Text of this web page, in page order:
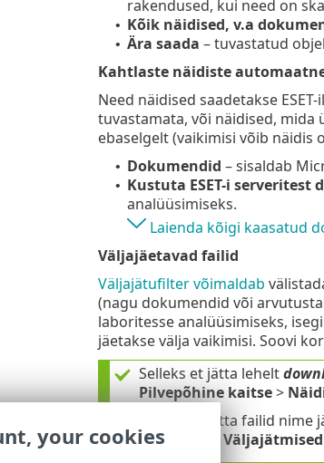
rakendused, kui need on
• Kõik näidised, v.a
• Ära saada – tuvastatud
Kahtlaste näidiste
Need näidised saadetakse
tuvastamata, või näidised, mida
ebaselgelt (vaikimisi võib näidis
• Dokumendid – sisaldab
• Kustuta ESET-i serveritest
analüüsimiseks.
Laienda kõigi kaasatud
Väljajäetavad failid
Väljajätufilter võimaldab
(nagu dokumendid või
laboritesse analüüsimiseks,
jäetakse välja vaikimisi. Soovi
Selleks et jätta lehelt
Pilvepõhine kaitse>
Selleks et jätta failid
saatmine
Väljajätmised
your cookies